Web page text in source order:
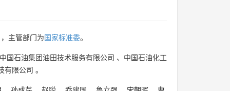
主管部门为国家标准委。
中国石油集团油田技术服务有限公司 、 中国石油化工
有限公司 。